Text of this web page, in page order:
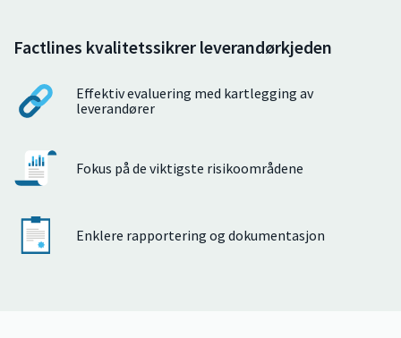
Factlines kvalitetssikrer leverandørkjeden
Effektiv evaluering med kartlegging av
leverandører
Fokus på de viktigste risikoområdene
Enklere rapportering og dokumentasjon